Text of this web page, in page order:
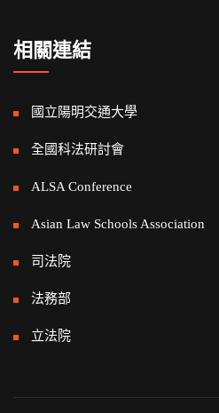
相關連結
國立陽明交通大學
全國科法研討會
ALSA Conference
Asian Law Schools Association
司法院
法務部
立法院